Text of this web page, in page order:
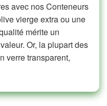
avec nos Conteneurs
vierge extra ou une
mérite un
Or, la plupart des
verre transparent,